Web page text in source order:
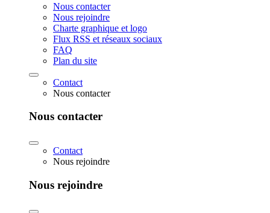
Nous contacter
Nous rejoindre
Charte graphique et logo
Flux RSS et réseaux sociaux
FAQ
Plan du site
Contact
Nous contacter
Nous contacter
Contact
Nous rejoindre
Nous rejoindre